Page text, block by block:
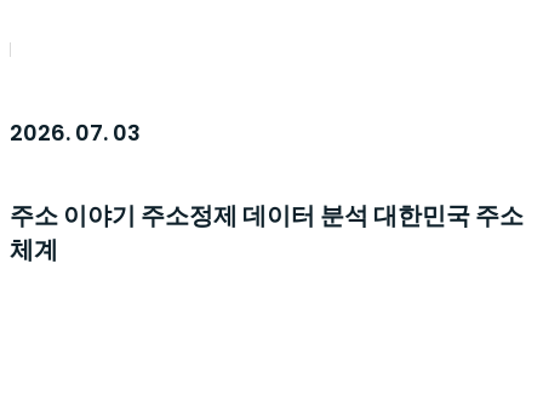
2026. 07. 03
주소 이야기 주소정제 데이터 분석 대한민국 주소
체계